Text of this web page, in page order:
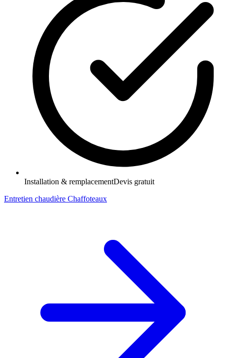
Installation & remplacementDevis gratuit
Entretien chaudière Chaffoteaux